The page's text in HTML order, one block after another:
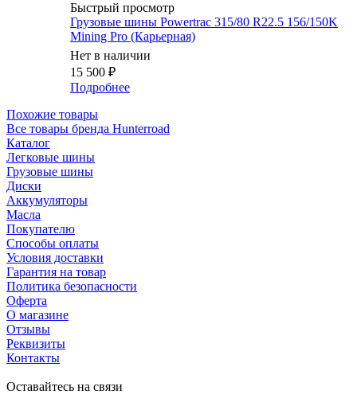
Быстрый просмотр
Грузовые шины Powertrac 315/80 R22.5 156/150K
Mining Pro (Карьерная)
Нет в наличии
15 500 ₽
Подробнее
Похожие товары
Все товары бренда Hunterroad
Каталог
Легковые шины
Грузовые шины
Диски
Аккумуляторы
Масла
Покупателю
Способы оплаты
Условия доставки
Гарантия на товар
Политика безопасности
Оферта
О магазине
Отзывы
Реквизиты
Контакты
Оставайтесь на связи